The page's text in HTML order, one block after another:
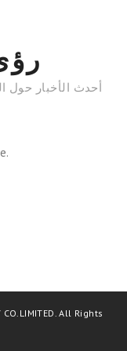
أحدث الأخبار حول
All Rights